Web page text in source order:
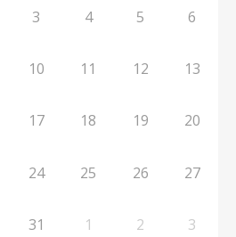
3 4 5 6
10 11 12 13
17 18 19 20
24 25 26 27
31 1 2 3